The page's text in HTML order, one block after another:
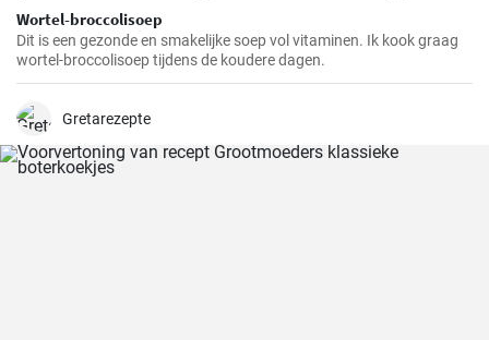
Wortel-broccolisoep
Dit is een gezonde en smakelijke soep vol vitaminen. Ik kook graag
wortel-broccolisoep tijdens de koudere dagen.
Gretarezepte